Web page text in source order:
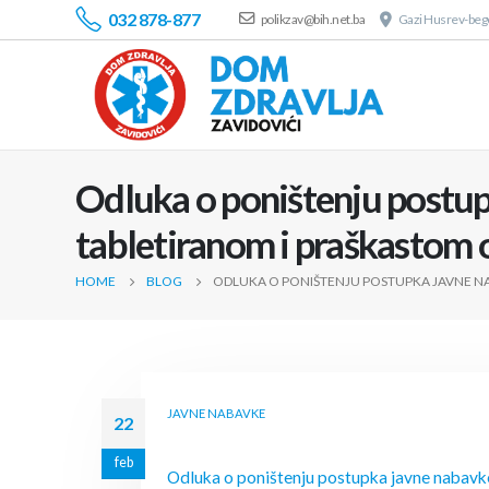
032 878-877 polikzav@bih.net.ba Gazi Husrev-
Odluka o poništenju
tabletiranom i praškastom
HOME BLOG ODLUKA O PONIŠTENJU POSTUPKA JAVNE
22
feb
JAVNE NABAVKE
Odluka o poništenju postupka javne